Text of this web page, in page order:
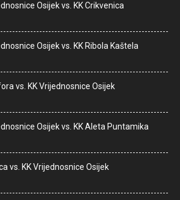
Osijek vs. KK Crikvenica
Osijek vs. KK Ribola Kaštela
vs. KK Vrijednosnice Osijek
Osijek vs. KK Aleta Puntamika
vs. KK Vrijednosnice Osijek